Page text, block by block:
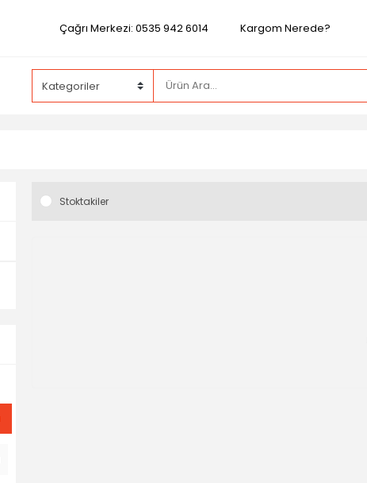
Çağrı Merkezi: 0535 942 6014 Kargom Nerede?
Stoktakiler